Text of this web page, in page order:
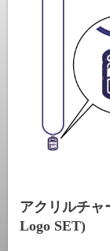
アクリルチャ
Logo SET)